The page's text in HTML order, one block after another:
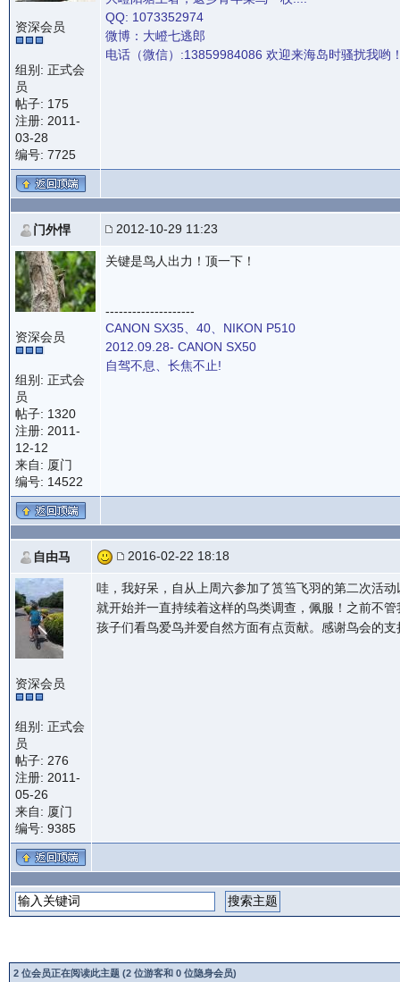
资深会员
组别: 正式会
员
帖子: 175
注册: 2011-
03-28
编号: 7725
QQ: 1073352974
微博：大嶝七逃郎
电话（微信）:13859984086 欢迎来海岛时骚扰我哟
门外悍 2012-10-29 11:23
资深会员
组别: 正式会
员
帖子: 1320
注册: 2011-
12-12
来自: 厦门
编号: 14522
关键是鸟人出力！顶一下！
--------------------
CANON SX35、40、NIKON P510
2012.09.28- CANON SX50
自驾不息、长焦不止!
自由马 2016-02-22 18:18
资深会员
组别: 正式会
员
帖子: 276
注册: 2011-
05-26
来自: 厦门
编号: 9385
哇，我好呆，自从上周六参加了筼筜飞羽的第二次活
就开始并一直持续着这样的鸟类调查，佩服！之前不
孩子们看鸟爱鸟并爱自然方面有点贡献。感谢鸟会的
2 位会员正在阅读此主题 (2 位游客和 0 位隐身会员)